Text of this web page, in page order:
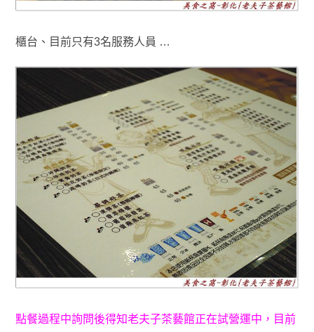
櫃台 、目前只有3名服務人員 …
點餐過程中詢問後得知老夫子茶藝館正在試營運中 ，目前